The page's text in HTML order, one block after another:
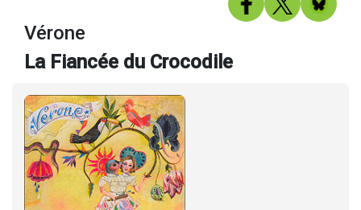
Vérone
La Fiancée du Crocodile